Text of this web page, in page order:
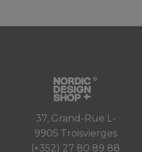
Optionen
können
der
Produktseite
gewählt
37, Grand-Rue L-
9905 Troisvierges
(+352) 27 80 89 88